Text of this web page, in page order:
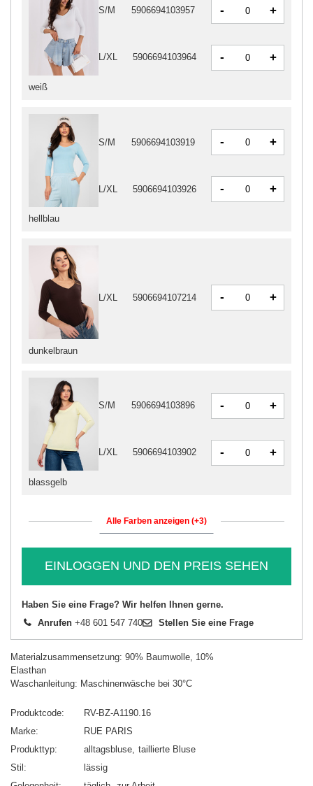
hellblau
S/M 5906694103919 - +
L/XL 5906694103926 - +
dunkelbraun
L/XL 5906694107214 - +
blassgelb
S/M 5906694103896 - +
L/XL 5906694103902 - +
weiß
S/M 5906694103957 - +
L/XL 5906694103964 - +
Alle Farben anzeigen (+3)
EINLOGGEN UND DEN PREIS SEHEN
Haben Sie eine Frage? Wir helfen Ihnen gerne.
Anrufen +48 601 547 740 Stellen Sie eine Frage
Materialzusammensetzung: 90% Baumwolle, 10%
Elasthan
Waschanleitung: Maschinenwäsche bei 30°C
Produktcode
RV-BZ-A1190.16
Marke
RUE PARIS
Produkttyp
alltagsbluse taillierte Bluse
Stil
lässig